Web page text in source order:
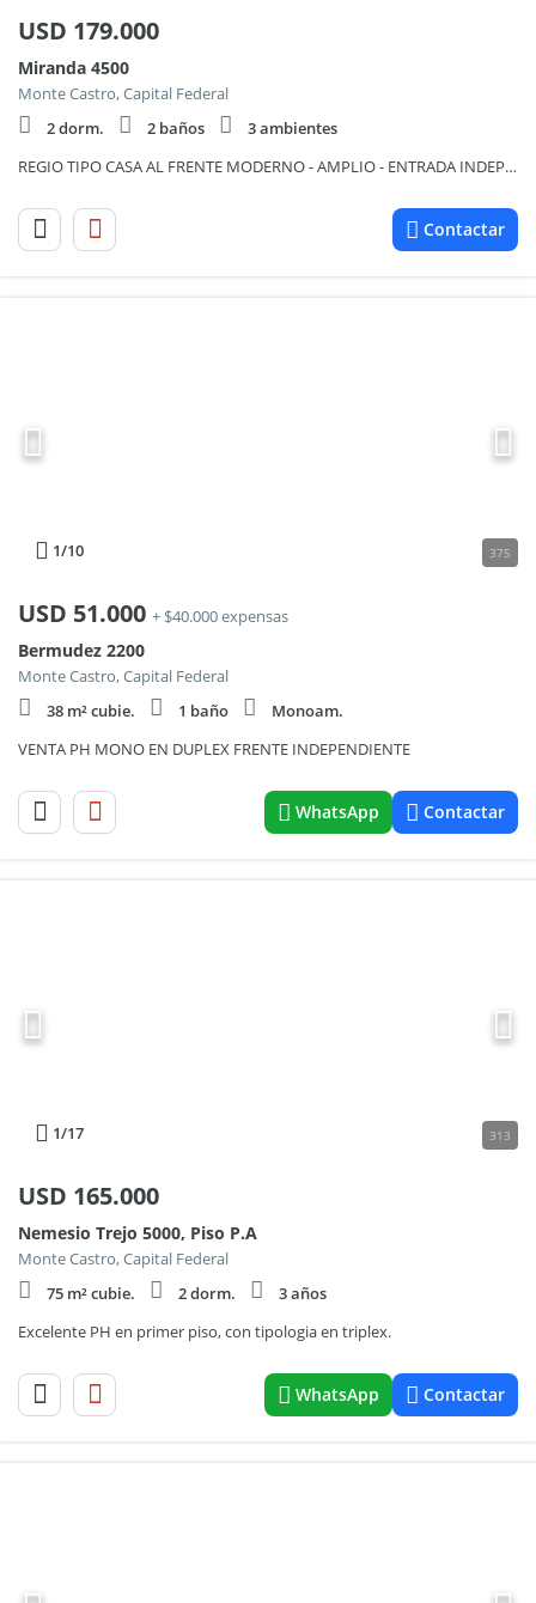
USD 179.000
Miranda 4500
Monte Castro, Capital Federal
2 dorm.
2 baños
3 ambientes
REGIO TIPO CASA AL FRENTE MODERNO - AMPLIO - ENTRADA INDEPENDIENTE INMEJORABLE ESTADO – COCHERA CBTA. 2 PATIOS - SIN EXPENSAS – APTO CREDITO
Contactar
1/10 375
USD 51.000 + $40.000 expensas
Bermudez 2200
Monte Castro, Capital Federal
38 m² cubie.
1 baño
Monoam.
VENTA PH MONO EN DUPLEX FRENTE INDEPENDIENTE
WhatsApp Contactar
1/17 313
USD 165.000
Nemesio Trejo 5000, Piso P.A
Monte Castro, Capital Federal
75 m² cubie.
2 dorm.
3 años
Excelente PH en primer piso, con tipologia en triplex.
WhatsApp Contactar